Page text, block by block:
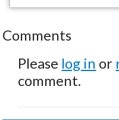
Comments
Please log in or
comment.